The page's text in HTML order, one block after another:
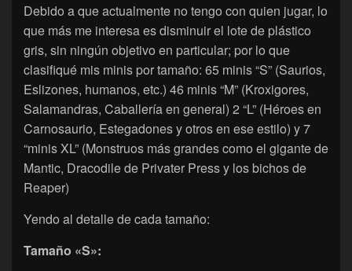
Debido a que actualmente no tengo con quien jugar, lo
que más me interesa es disminuir el lote de plástico
gris, sin ningún objetivo en particular; por lo que
clasifiqué mis minis por tamaño: 65 minis “S” (Saurios,
Eslizones, humanos, etc.) 46 minis “M” (Kroxigores,
Salamandras, Caballería en general) 2 “L” (Héroes en
Carnosaurio, Estegadones y otros en ese estilo) y 7
“minis XL” (Monstruos más grandes como el gigante de
Mantic, Dracodile de Privater Press y los bichos de
Reaper)
Yendo al detalle de cada tamaño:
Tamaño «S»: